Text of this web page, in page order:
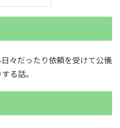
々だったり依頼を受けて公儀
る話。